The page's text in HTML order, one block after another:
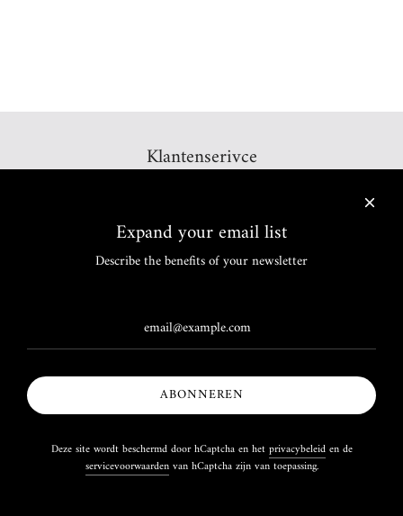
Klantenserivce
Ruilen en Retourneren
Informatie
Over Ons
Privacy Beleid
Algemene voorwaarden
Nederland (EUR €)
© 2026, Brash Jewellery
Expand your email list
Describe the benefits of your newsletter
ABONNEREN
Deze site wordt beschermd door hCaptcha en hetprivacybeleiden de
servicevoorwaardenvan hCaptcha zijn van toepassing.